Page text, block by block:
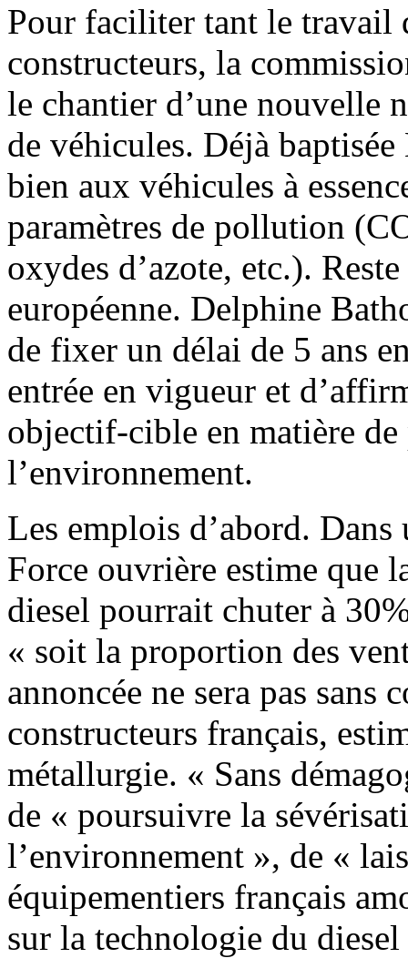
Pour faciliter tant le travail
constructeurs, la
le chantier d’une nouvelle
de véhicules. Déjà
bien aux véhicules à
paramètres de pollution
oxydes d’azote, etc.).
européenne. Delphine
de fixer un délai de 5 ans
entrée en vigueur et
objectif-cible en matière
l’environnement.
Les emplois d’abord.
Force ouvrière estime que
diesel pourrait chuter à
« soit la proportion des
annoncée ne sera pas sans
constructeurs français,
métallurgie. « Sans
de « poursuivre la
l’environnement », de «
équipementiers français
sur la technologie du